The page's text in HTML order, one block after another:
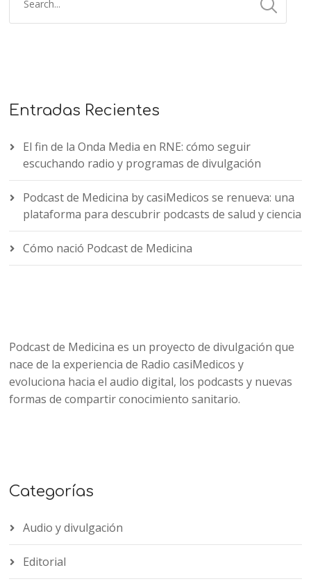
Entradas Recientes
El fin de la Onda Media en RNE: cómo seguir
escuchando radio y programas de divulgación
Podcast de Medicina by casiMedicos se renueva: una
plataforma para descubrir podcasts de salud y ciencia
Cómo nació Podcast de Medicina
Podcast de Medicina es un proyecto de divulgación que
nace de la experiencia de Radio casiMedicos y
evoluciona hacia el audio digital, los podcasts y nuevas
formas de compartir conocimiento sanitario.
Categorías
Audio y divulgación
Editorial